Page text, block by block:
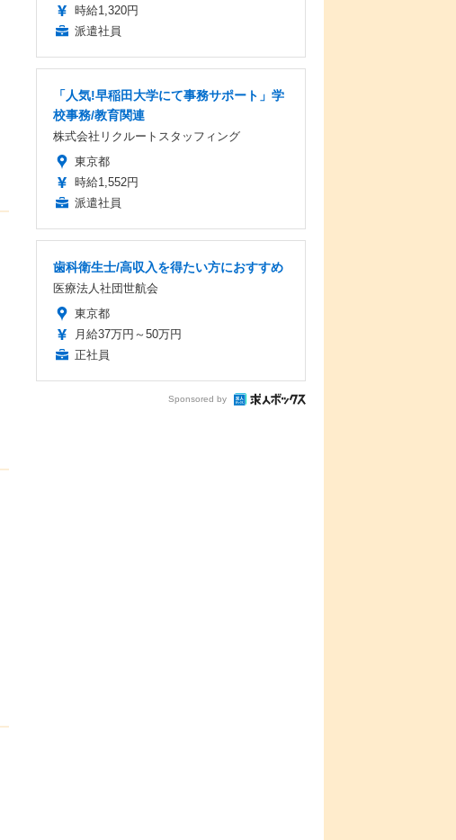
時給1,320円
派遣社員
「人気!早稲田大学にて事務サポート」学
校事務/教育関連
株式会社リクルートスタッフィング
東京都
時給1,552円
派遣社員
歯科衛生士/高収入を得たい方におすすめ
医療法人社団世航会
東京都
月給37万円～50万円
正社員
Sponsored by